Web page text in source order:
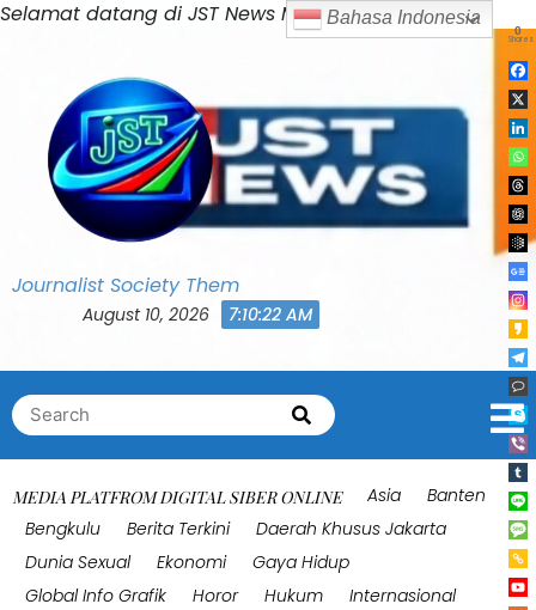
Selamat datang di JST News MediaSkip
to
Journalist Society Them
August 10, 2026 7:10:26 AM
Search
for:
Search
MEDIA PLATFROM DIGITAL SIBER ONLINE Asia
Banten
Bengkulu
Berita Terkini
Daerah Khusus Jakarta
Dunia Sexual
Ekonomi
Gaya Hidup
Global Info Grafik
Horor Hukum
Internasional
0
Shares
Bahasa Indonesia